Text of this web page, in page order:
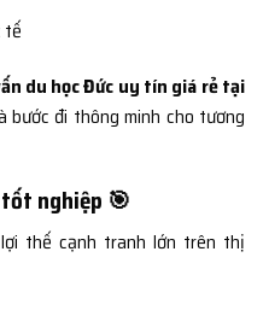
tế
du học Đức uy tín giá rẻ tại
bước đi thông minh cho tương
nghiệp 🎯
thế cạnh tranh lớn trên thị